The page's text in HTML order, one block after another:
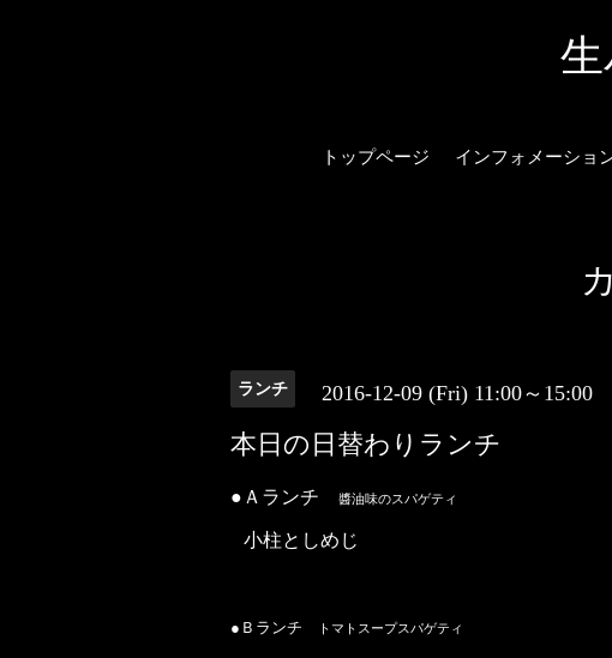
トップページ インフォメーショ
ランチ 2016-12-09 (Fri) 11:00～15:00
本日の日替わりランチ
●Ａランチ 醬油味のスパゲティ
小柱としめじ
●Ｂランチ トマトスープスパゲティ